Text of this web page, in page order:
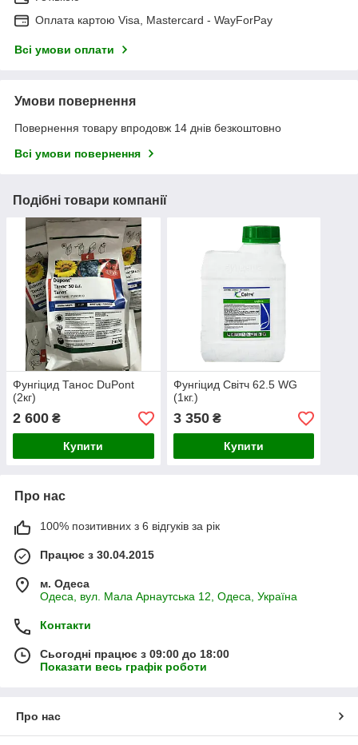
Оплата картою Visa, Mastercard - WayForPay
Всі умови оплати
Умови повернення
Повернення товару впродовж 14 днів безкоштовно
Всі умови повернення
Подібні товари компанії
Фунгіцид Танос DuPont
(2кг)
2 600 ₴
Купити
Фунгіцид Світч 62.5 WG
(1кг.)
3 350₴
Купити
Про нас
100% позитивних з 6 відгуків за рік
Працює з 30.04.2015
м. Одеса
Одеса, вул. Мала Арнаутська 12, Одеса, Україна
Контакти
Сьогодні працює з 09:00 до 18:00
Показати весь графік роботи
Про нас